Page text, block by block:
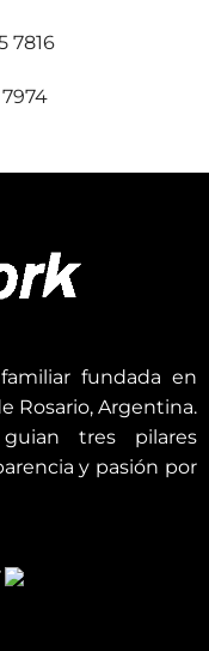
7816
fundada en
Rosario, Argentina.
tres pilares
y pasión por